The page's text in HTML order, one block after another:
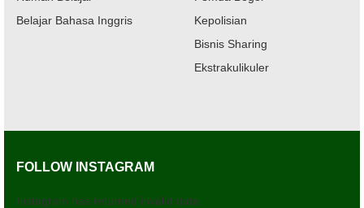
Belajar Bahasa Inggris
Kepolisian
Bisnis Sharing
Ekstrakulikuler
FOLLOW INSTAGRAM
Instagram has returned invalid data.